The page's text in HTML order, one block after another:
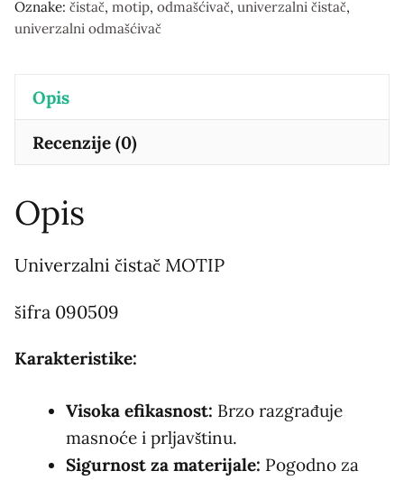
Oznake: čistač, motip, odmašćivač, univerzalni čistač,
univerzalni odmašćivač
Opis
Recenzije (0)
Opis
Univerzalni čistač MOTIP
šifra 090509
Karakteristike:
Visoka efikasnost: Brzo razgrađuje
masnoće i prljavštinu.
Sigurnost za materijale: Pogodno za